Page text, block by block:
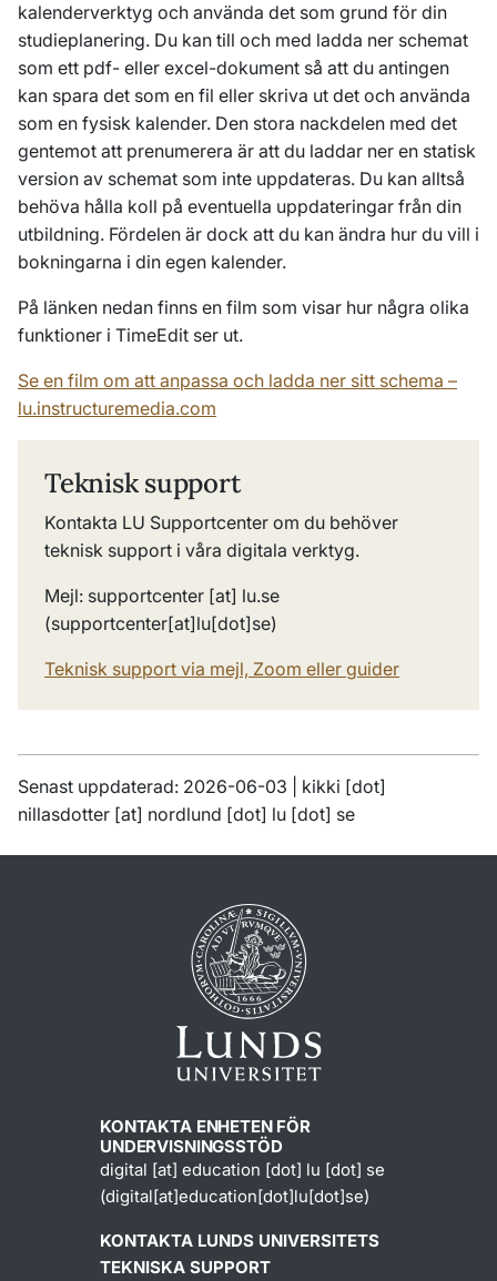
kalenderverktyg och använda det som grund för din
studieplanering. Du kan till och med ladda ner schemat
som ett pdf- eller excel-dokument så att du antingen
kan spara det som en fil eller skriva ut det och använda
som en fysisk kalender. Den stora nackdelen med det
gentemot att prenumerera är att du laddar ner en statisk
version av schemat som inte uppdateras. Du kan alltså
behöva hålla koll på eventuella uppdateringar från din
utbildning. Fördelen är dock att du kan ändra hur du vill i
bokningarna i din egen kalender.
På länken nedan finns en film som visar hur några olika
funktioner i TimeEdit ser ut.
Se en film om att anpassa och ladda ner sitt schema –
lu.instructuremedia.com
Teknisk support
Kontakta LU Supportcenter om du behöver
teknisk support i våra digitala verktyg.
Mejl: supportcenter [at] lu.se
(supportcenter[at]lu[dot]se)
Teknisk support via mejl, Zoom eller guider
Senast uppdaterad: 2026-06-03 | kikki [dot]
nillasdotter [at] nordlund [dot] lu [dot] se
KONTAKTA ENHETEN FÖR
UNDERVISNINGSSTÖD
digital [at] education [dot] lu [dot] se
(digital[at]education[dot]lu[dot]se)
KONTAKTA LUNDS UNIVERSITETS
TEKNISKA SUPPORT